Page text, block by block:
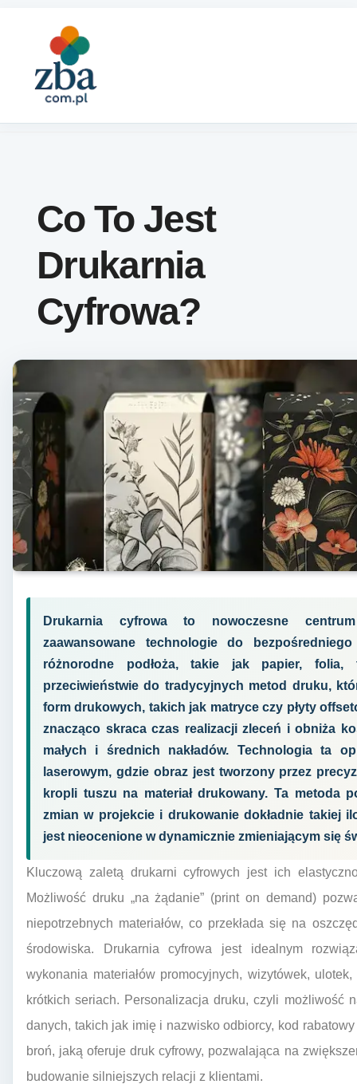
Co To Jest
Drukarnia
Cyfrowa?
Drukarnia cyfrowa to nowoczesne
zaawansowane technologie do
różnorodne podłoża, takie jak papier,
przeciwieństwie do tradycyjnych metod druku,
form drukowych, takich jak matryce czy płyty
znacząco skraca czas realizacji zleceń i obniża
małych i średnich nakładów. Technologia ta
laserowym, gdzie obraz jest tworzony przez
kropli tuszu na materiał drukowany. Ta metoda
zmian w projekcie i drukowanie dokładnie takiej
jest nieocenione w dynamicznie zmieniającym się
Kluczową zaletą drukarni cyfrowych jest ich
Możliwość druku „na żądanie” (print on demand)
niepotrzebnych materiałów, co przekłada się na
środowiska. Drukarnia cyfrowa jest idealnym
wykonania materiałów promocyjnych, wizytówek,
krótkich seriach. Personalizacja druku, czyli możliwość
danych, takich jak imię i nazwisko odbiorcy, kod
broń, jaką oferuje druk cyfrowy, pozwalająca na
budowanie silniejszych relacji z klientami.